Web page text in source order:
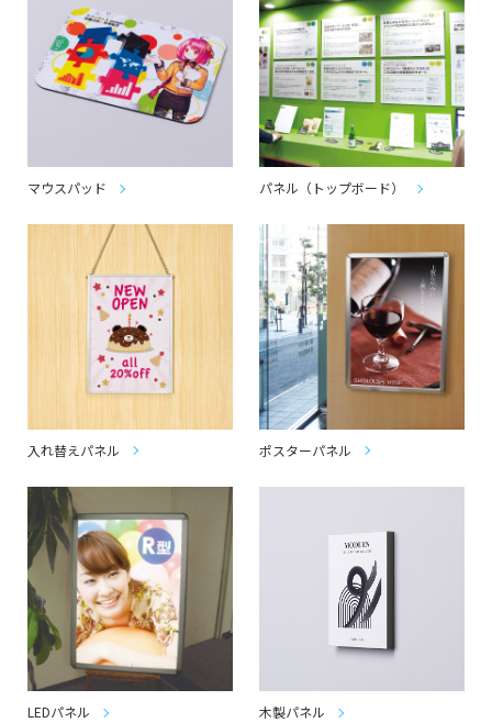
マウスパッド パネル（トップボード）
入れ替えパネル ポスターパネル
LEDパネル 木製パネル